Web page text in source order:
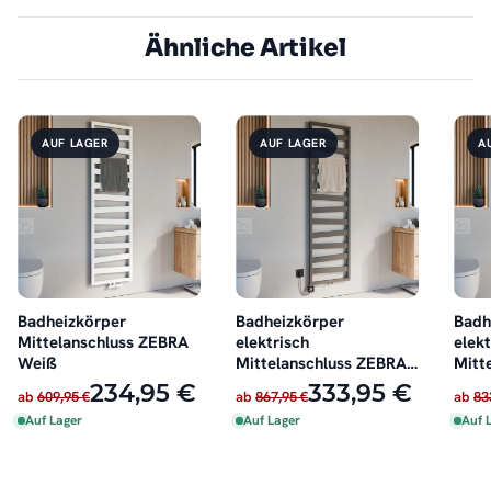
Ähnliche Artikel
AUF LAGER
Badheizkörper
Mittelanschluss ZEBRA
Weiß
ab 609,95 €234,95 €
Auf Lager
AUF LAGER
Badheizkörper
elektrisch
Mittelanschluss ZEBRA
Anthrazit inkl. Heizstab
ab 867,95 €333,95 €
Auf Lager
ab
Auf